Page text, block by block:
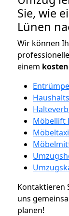
Sie, wie
Lünen
Wir können
einem
Möbellift
Möbeltaxi
Kontaktieren
uns
planen!